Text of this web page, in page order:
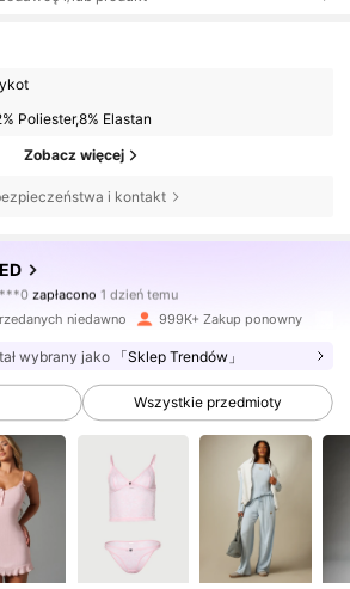
Poliester,8% Elastan
Zobacz więcej
i kontakt
3M Obserwujący
zapłacono 1 dzień temu
zaobserwował(-a)10 minut(y) temu
3M Obserwujący
3M Obserwujący
3M Obserwujący
niedawno 999K+ Zakup ponowny
wybrany jako 「Sklep Trendów」
Wszystkie przedmioty